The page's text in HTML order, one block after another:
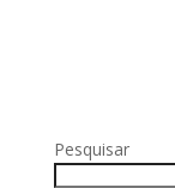
Pesquisar